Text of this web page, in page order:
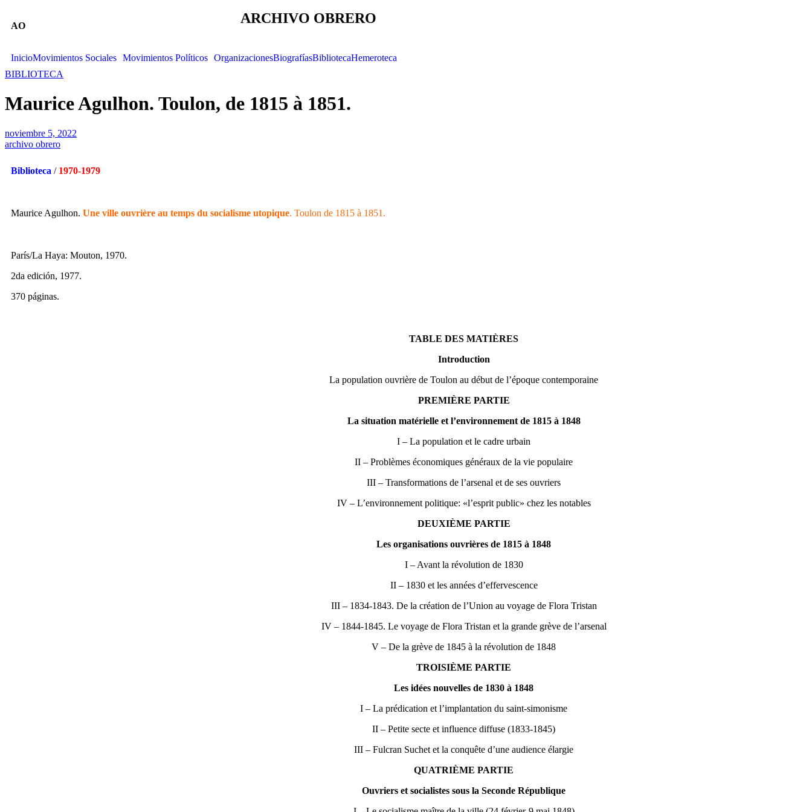
AO ARCHIVO OBRERO
InicioMovimientos Sociales Movimientos Políticos OrganizacionesBiografíasBibliotecaHemeroteca
BIBLIOTECA
Maurice Agulhon. Toulon, de 1815 à 1851.
noviembre 5, 2022
archivo obrero
Biblioteca / 1970-1979
Maurice Agulhon. Une ville ouvrière au temps du socialisme utopique. Toulon de 1815 à 1851.
París/La Haya: Mouton, 1970.
2da edición, 1977.
370 páginas.
TABLE DES MATIÈRES
Introduction
La population ouvrière de Toulon au début de l’époque contemporaine
PREMIÈRE PARTIE
La situation matérielle et l’environnement de 1815 à 1848
I – La population et le cadre urbain
II – Problèmes économiques généraux de la vie populaire
III – Transformations de l’arsenal et de ses ouvriers
IV – L’environnement politique: «l’esprit public» chez les notables
DEUXIÈME PARTIE
Les organisations ouvrières de 1815 à 1848
I – Avant la révolution de 1830
II – 1830 et les années d’effervescence
III – 1834-1843. De la création de l’Union au voyage de Flora Tristan
IV – 1844-1845. Le voyage de Flora Tristan et la grande grève de l’arsenal
V – De la grève de 1845 à la révolution de 1848
TROISIÈME PARTIE
Les idées nouvelles de 1830 à 1848
I – La prédication et l’implantation du saint-simonisme
II – Petite secte et influence diffuse (1833-1845)
III – Fulcran Suchet et la conquête d’une audience élargie
QUATRIÈME PARTIE
Ouvriers et socialistes sous la Seconde République